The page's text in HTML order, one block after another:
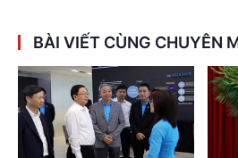
BÀI VIẾT CÙNG CHUYÊN